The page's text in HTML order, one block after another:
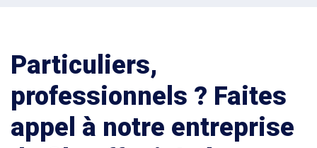
Particuliers,
professionnels ? Faites
appel à notre entreprise